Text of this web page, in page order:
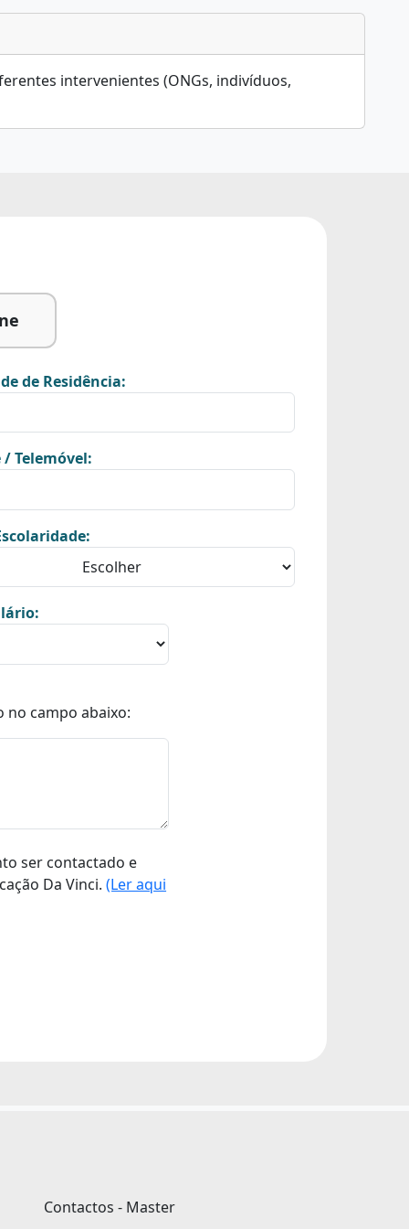
intervenientes (ONGs, indivíduos,
de Residência:
/ Telemóvel:
no campo abaixo:
ser contactado e
Da Vinci.(Ler aqui
Contactos - Master